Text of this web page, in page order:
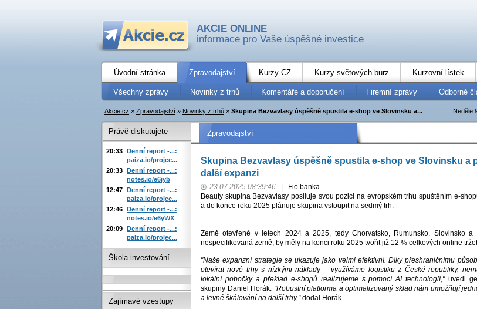
AKCIE ONLINE
informace pro Vaše úspěšné investice
Úvodní stránka Zpravodajství Kurzy CZ Kurzy světových burz Kurzovní lístek
Všechny zprávy Novinky z trhů Komentáře a doporučení Firemní zprávy Odborné
Neděle
Akcie.cz » Zpravodajství » Novinky z trhů » Skupina Bezvavlasy úspěšně spustila e-shop ve Slovinsku a...
Zpravodajství
Skupina Bezvavlasy úspěšně spustila e-shop ve Slovinsku a
další expanzi
23.07.2025 08:39:46
Fio banka
Beauty skupina Bezvavlasy posiluje svou pozici na evropském trhu spuštěním e-
a do konce roku 2025 plánuje skupina vstoupit na sedmý trh.
Země otevřené v letech 2024 a 2025, tedy Chorvatsko, Rumunsko, Slovinsko a
nespecifikovaná země, by měly na konci roku 2025 tvořit již 12 % celkových online
"Naše expanzní strategie se ukazuje jako velmi efektivní. Díky přeshraničnímu
otevírat nové trhy s nízkými náklady – využíváme logistiku z České republiky,
lokální pobočky a překlad e-shopů realizujeme s pomocí AI technologií,"uvedl
skupiny Daniel Horák. "Robustní platforma a optimalizovaný sklad nám umožňují
a levné škálování na další trhy,"dodal Horák.
Právě diskutujete
20:33 Denní report -...:
paiza.io/projec...
20:33 Denní report -...:
notes.io/e6iyb
12:47 Denní report -...:
paiza.io/projec...
12:46 Denní report -...:
notes.io/e6yWX
20:09 Denní report -...:
paiza.io/projec...
Škola investování
Zajímavé vzestupy